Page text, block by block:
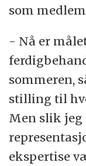
som
- Nå er
sommeren,
stilling til
Men slik jeg
ekspertise